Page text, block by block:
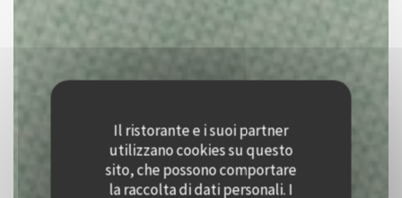
Il ristorante e i suoi partner
utilizzano cookies su questo
sito, che possono comportare
la raccolta di dati personali. I